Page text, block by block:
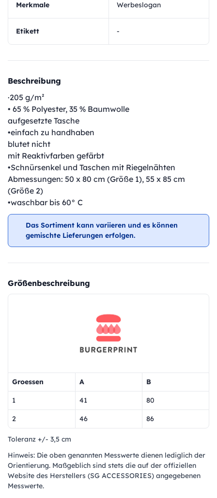
Merkmale Werbeslogan
Etikett -
Beschreibung
·205 g/m²
• 65 % Polyester, 35 % Baumwolle
aufgesetzte Tasche
•einfach zu handhaben
blutet nicht
mit Reaktivfarben gefärbt
•Schnürsenkel und Taschen mit Riegelnähten
Abmessungen: 50 x 80 cm (Größe 1), 55 x 85 cm
(Größe 2)
•waschbar bis 60° C
Das Sortiment kann variieren und es können
gemischte Lieferungen erfolgen.
Größenbeschreibung
Groessen A B
1 41 80
2 46 86
Toleranz +/- 3,5 cm
Hinweis: Die oben genannten Messwerte dienen lediglich der
Orientierung. Maßgeblich sind stets die auf der offiziellen
Website des Herstellers (SG ACCESSORIES) angegebenen
Messwerte.